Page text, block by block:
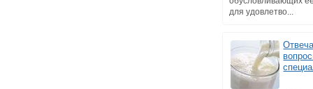
для удовлетво...